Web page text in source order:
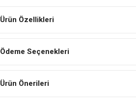
Ürün Özellikleri
Ödeme Seçenekleri
Ürün Önerileri